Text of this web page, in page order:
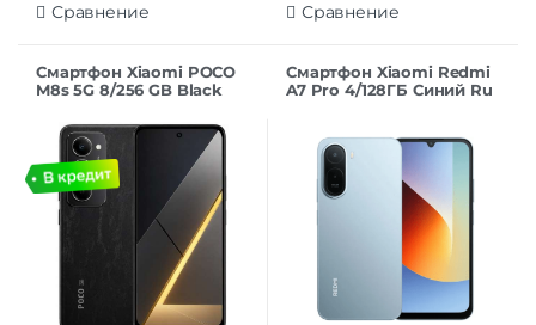
Сравнение Сравнение
Смартфон Xiaomi POCO
M8s 5G 8/256 GB Black
Смартфон Xiaomi Redmi
A7 Pro 4/128ГБ Синий Ru